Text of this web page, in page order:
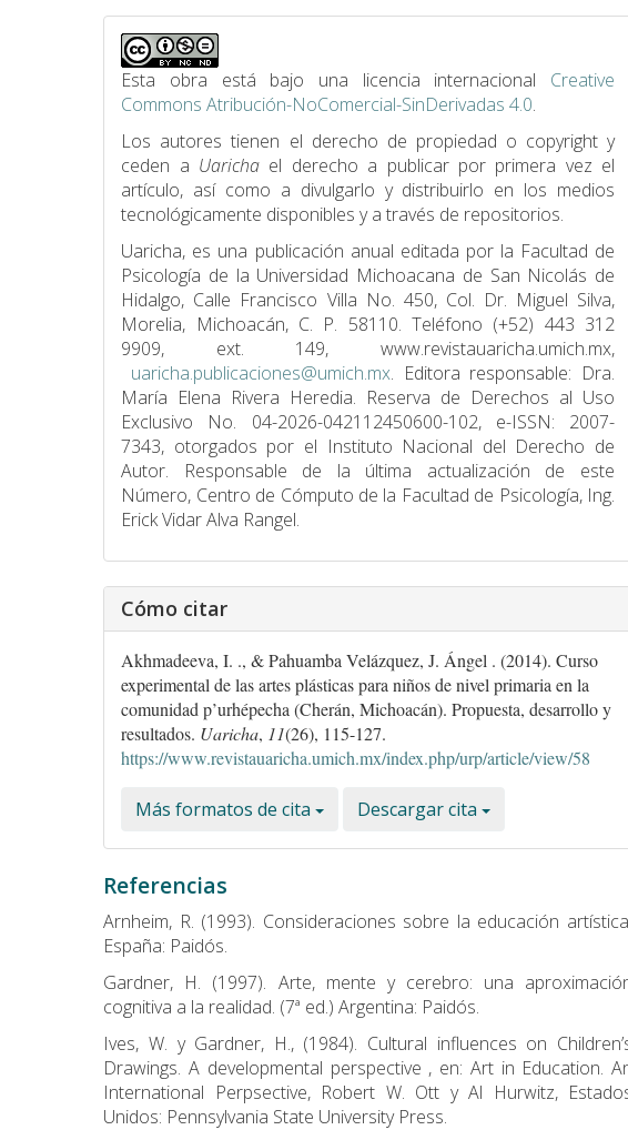
Esta obra está bajo una licencia internacional Creative
Commons Atribución-NoComercial-SinDerivadas 4.0.
Los autores tienen el derecho de propiedad o copyright y
ceden a Uaricha el derecho a publicar por primera vez el
artículo, así como a divulgarlo y distribuirlo en los medios
tecnológicamente disponibles y a través de repositorios.
Uaricha, es una publicación anual editada por la Facultad de
Psicologí­a de la Universidad Michoacana de San Nicolás de
Hidalgo, Calle Francisco Villa No. 450, Col. Dr. Miguel Silva,
Morelia, Michoacán, C. P. 58110. Teléfono (+52) 443 312
9909, ext. 149, www.revistauaricha.umich.mx,
uaricha.publicaciones@umich.mx. Editora responsable: Dra.
María Elena Rivera Heredia. Reserva de Derechos al Uso
Exclusivo No. 04-2026-042112450600-102, e-ISSN: 2007-
7343, otorgados por el Instituto Nacional del Derecho de
Autor. Responsable de la última actualización de este
Número, Centro de Cómputo de la Facultad de Psicologí­a, Ing.
Erick Vidar Alva Rangel.
Cómo citar
Akhmadeeva, I. ., & Pahuamba Velázquez, J. Ángel . (2014). Curso
experimental de las artes plásticas para niños de nivel primaria en la
comunidad p’urhépecha (Cherán, Michoacán). Propuesta, desarrollo y
resultados. Uaricha, 11(26), 115-127.
https://www.revistauaricha.umich.mx/index.php/urp/article/view/58
Más formatos de cita Descargar cita
Referencias
Arnheim, R. (1993). Consideraciones sobre la educación
España: Paidós.
Gardner, H. (1997). Arte, mente y cerebro: una
cognitiva a la realidad. (7ª ed.) Argentina: Paidós.
Ives, W. y Gardner, H., (1984). Cultural influences on
Drawings. A developmental perspective , en: Art in Education.
International Perpsective, Robert W. Ott y Al Hurwitz,
Unidos: Pennsylvania State University Press.